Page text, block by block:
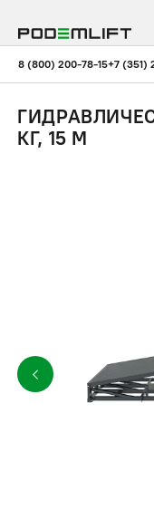
8 (800) 200-78-15+7 (351)
КГ, 15 М